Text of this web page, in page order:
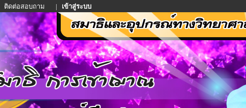
ติดต่อสอบถาม | เข้าสู่ระบบ